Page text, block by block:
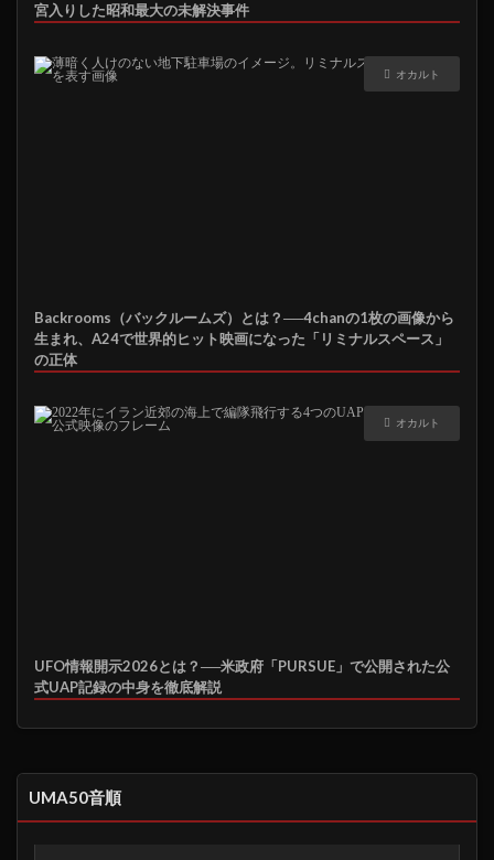
宮入りした昭和最大の未解決事件
オカルト
Backrooms（バックルームズ）とは？──4chanの1枚の画像から
生まれ、A24で世界的ヒット映画になった「リミナルスペース」
の正体
オカルト
UFO情報開示2026とは？──米政府「PURSUE」で公開された公
式UAP記録の中身を徹底解説
UMA50音順